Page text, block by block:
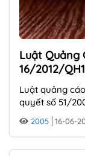
Luật Quảng
16/2012/
Luật quảng
quyết số 51/
2005 16-06-